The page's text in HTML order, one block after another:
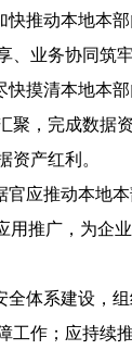
推动本地本
业务协同筑牢
快摸清本地本
，完成数
资产红利。
应推动本地
推广，为企
体系建设，
作；应持